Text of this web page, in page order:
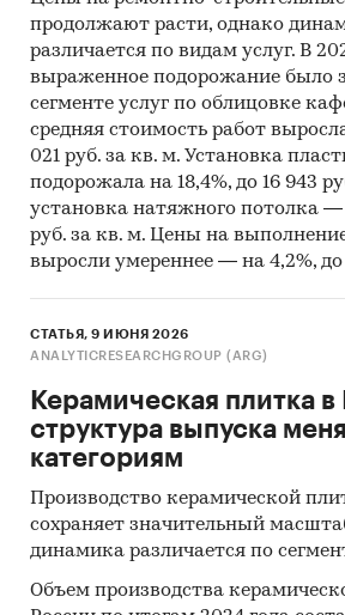
продолжают расти, однако
различается по видам услуг. В
выраженное подорожание было
сегменте услуг по облицовке
средняя стоимость работ
021 руб. за кв. м. Установка
подорожала на 18,4%, до 16 943
установка натяжного потолка —
руб. за кв. м. Цены на
выросли умереннее — на 4,2%, до
СТАТЬЯ, 9 ИЮНЯ 2026
ANALYTICRESEARCHGROUP (ARG)
Керамическая плитка
структура выпуска
категориям
Производство керамической
сохраняет значительный
динамика различается по
Объем производства